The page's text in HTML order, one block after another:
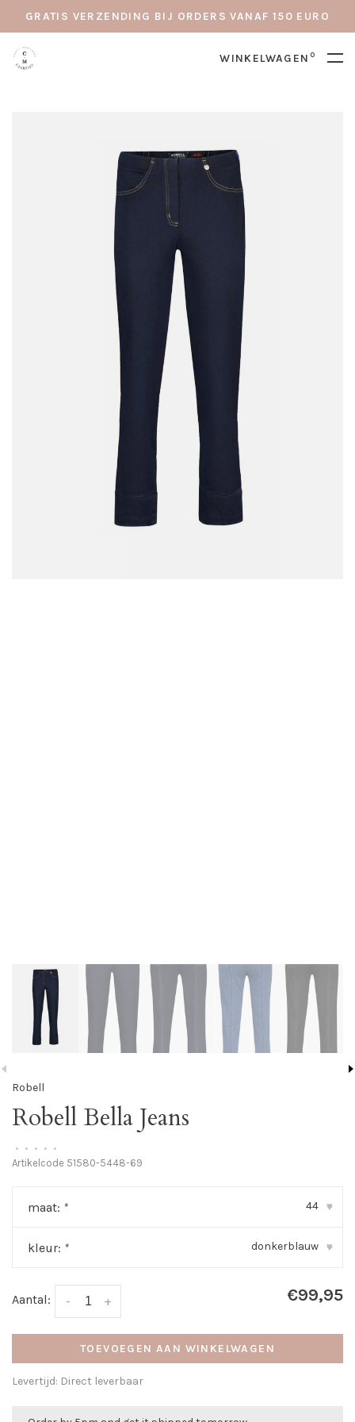
GRATIS VERZENDING BIJ ORDERS VANAF 150 EURO
WINKELWAGEN 0
Robell
Robell Bella Jeans
• • • • •
Artikelcode 51580-5448-69
maat: * 44 ▾
kleur: * donkerblauw ▾
Aantal: +
- €99,95
TOEVOEGEN AAN WINKELWAGEN
Levertijd: Direct leverbaar